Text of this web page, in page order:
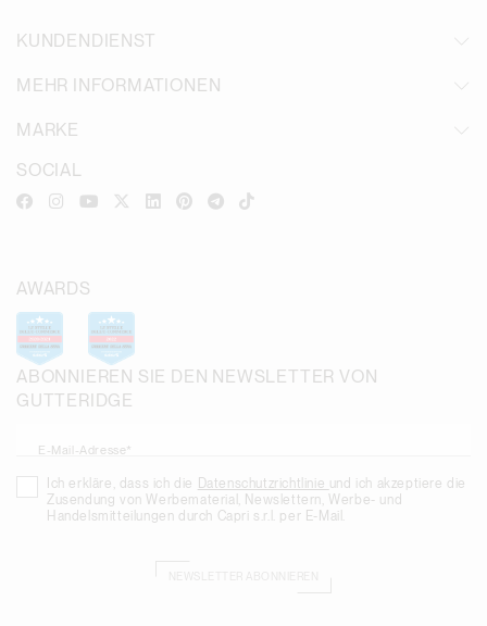
KUNDENDIENST
MEHR INFORMATIONEN
MARKE
ABONNIEREN SIE DEN NEWSLETTER VON
GUTTERIDGE
E-Mail-Adresse*
Ich erkläre, dass ich die Datenschutzrichtlinie und ich akzeptiere die
Zusendung von Werbematerial, Newslettern, Werbe- und
Handelsmitteilungen durch Capri s.r.l. per E-Mail.
SOCIAL
AWARDS